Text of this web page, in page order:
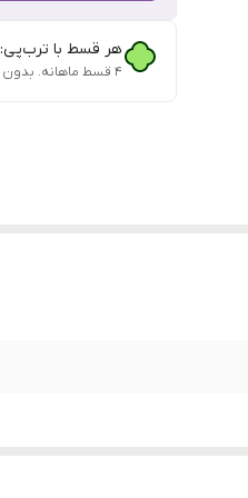
هر قسط با ترب‌پی:
۴ قسط ماهانه. بدون سود، چک و ضامن.